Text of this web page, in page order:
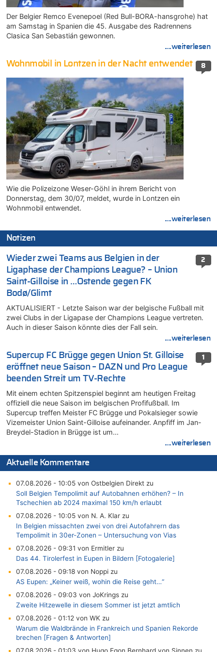
Der Belgier Remco Evenepoel (Red Bull-BORA-hansgrohe) hat
am Samstag in Spanien die 45. Ausgabe des Radrennens
Clasica San Sebastián gewonnen.
....weiterlesen
8
Wohnmobil in Lontzen in der Nacht entwendet
Wie die Polizeizone Weser-Göhl in ihrem Bericht von
Donnerstag, dem 30/07, meldet, wurde in Lontzen ein
Wohnmobil entwendet.
....weiterlesen
Notizen
2
Wieder zwei Teams aus Belgien in der
Ligaphase der Champions League? – Union
Saint-Gilloise in …Ostende gegen FK
Bodø/Glimt
AKTUALISIERT - Letzte Saison war der belgische Fußball mit
zwei Clubs in der Ligapase der Champions League vertreten.
Auch in dieser Saison könnte dies der Fall sein.
....weiterlesen
1
Supercup FC Brügge gegen Union St. Gilloise
eröffnet neue Saison – DAZN und Pro League
beenden Streit um TV-Rechte
Mit einem echten Spitzenspiel beginnt am heutigen Freitag
offiziell die neue Saison im belgischen Profifußball. Im
Supercup treffen Meister FC Brügge und Pokalsieger sowie
Vizemeister Union Saint-Gilloise aufeinander. Anpfiff im Jan-
Breydel-Stadion in Brügge ist um…
....weiterlesen
Aktuelle Kommentare
07.08.2026 - 10:05 von Ostbelgien Direkt zu
Soll Belgien Tempolimit auf Autobahnen erhöhen? – In
Tschechien ab 2024 maximal 150 km/h erlaubt
07.08.2026 - 10:05 von N. A. Klar zu
In Belgien missachten zwei von drei Autofahrern das
Tempolimit in 30er-Zonen – Untersuchung von Vias
07.08.2026 - 09:31 von Ermitler zu
Das 44. Tirolerfest in Eupen in Bildern [Fotogalerie]
07.08.2026 - 09:18 von Noppi zu
AS Eupen: „Keiner weiß, wohin die Reise geht…“
07.08.2026 - 09:03 von JoKrings zu
Zweite Hitzewelle in diesem Sommer ist jetzt amtlich
07.08.2026 - 01:12 von WK zu
Warum die Waldbrände in Frankreich und Spanien Rekorde
brechen [Fragen & Antworten]
07.08.2026 - 01:03 von Hugo Egon Bernhard von Sinnen zu